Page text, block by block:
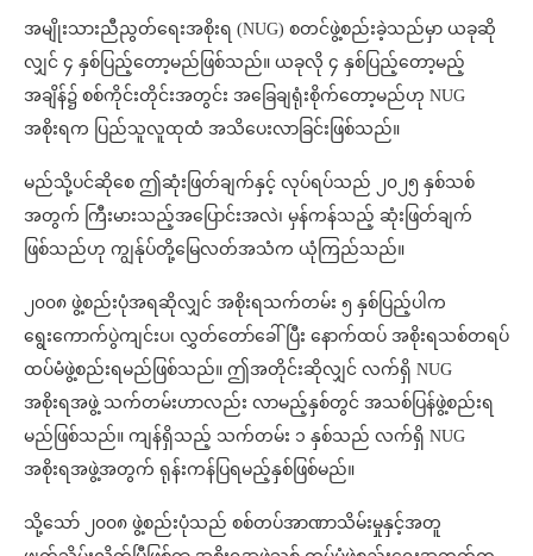
အမျိုးသားညီညွတ်ရေးအစိုးရ (NUG) စတင်ဖွဲ့စည်းခဲ့သည်မှာ ယခုဆို
လျှင် ၄ နှစ်ပြည့်တော့မည်ဖြစ်သည်။ ယခုလို ၄ နှစ်ပြည့်တော့မည့်
အချိန်၌ စစ်ကိုင်းတိုင်းအတွင်း အခြေချရုံးစိုက်တော့မည်ဟု NUG
အစိုးရက ပြည်သူလူထုထံ အသိပေးလာခြင်းဖြစ်သည်။
မည်သို့ပင်ဆိုစေ ဤဆုံးဖြတ်ချက်နှင့် လုပ်ရပ်သည် ၂၀၂၅ နှစ်သစ်
အတွက် ကြီးမားသည့်အပြောင်းအလဲ၊ မှန်ကန်သည့် ဆုံးဖြတ်ချက်
ဖြစ်သည်ဟု ကျွန်ုပ်တို့မြေလတ်အသံက ယုံကြည်သည်။
၂၀၀၈ ဖွဲ့စည်းပုံအရဆိုလျှင် အစိုးရသက်တမ်း ၅ နှစ်ပြည့်ပါက
ရွေးကောက်ပွဲကျင်းပ၊ လွှတ်တော်ခေါ်ပြီး နောက်ထပ် အစိုးရသစ်တရပ်
ထပ်မံဖွဲ့စည်းရမည်ဖြစ်သည်။ ဤအတိုင်းဆိုလျှင် လက်ရှိ NUG
အစိုးရအဖွဲ့ သက်တမ်းဟာလည်း လာမည့်နှစ်တွင် အသစ်ပြန်ဖွဲ့စည်းရ
မည်ဖြစ်သည်။ ကျန်ရှိသည့် သက်တမ်း ၁ နှစ်သည် လက်ရှိ NUG
အစိုးရအဖွဲ့အတွက် ရုန်းကန်ပြရမည့်နှစ်ဖြစ်မည်။
သို့သော် ၂၀၀၈ ဖွဲ့စည်းပုံသည် စစ်တပ်အာဏာသိမ်းမှုနှင့်အတူ